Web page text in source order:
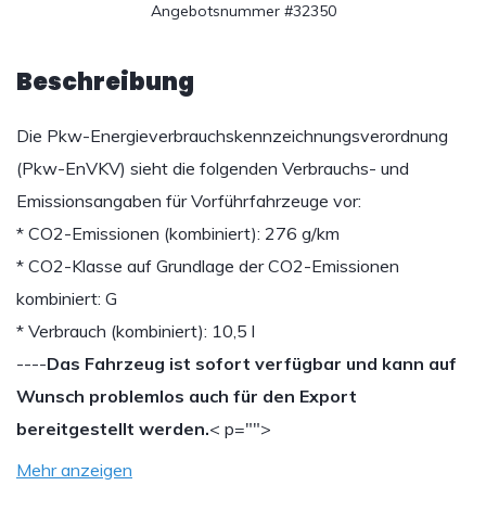
Angebotsnummer #32350
Beschreibung
Die Pkw-Energieverbrauchskennzeichnungsverordnung
(Pkw-EnVKV) sieht die folgenden Verbrauchs- und
Emissionsangaben für Vorführfahrzeuge vor:
* CO2-Emissionen (kombiniert): 276 g/km
* CO2-Klasse auf Grundlage der CO2-Emissionen
kombiniert: G
* Verbrauch (kombiniert): 10,5 l
----Das Fahrzeug ist sofort verfügbar und kann auf
Wunsch problemlos auch für den Export
bereitgestellt werden.< p="">
Mehr anzeigen